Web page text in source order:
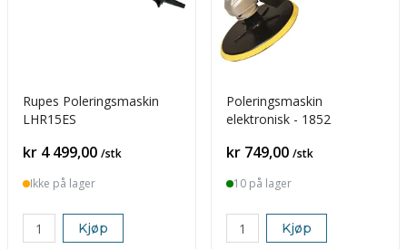
Rupes Poleringsmaskin
LHR15ES
Pris
kr 4 499,00 /stk
Ikke på lager
Kjøp
Poleringsmaskin
elektronisk - 1852
Pris
kr 749,00 /stk
10 på lager
Kjøp